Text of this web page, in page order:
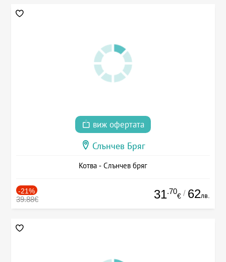
виж офертата
Слънчев Бряг
Котва - Слънчев бряг
-21%
39.88€ 31.70
€ / 62лв.